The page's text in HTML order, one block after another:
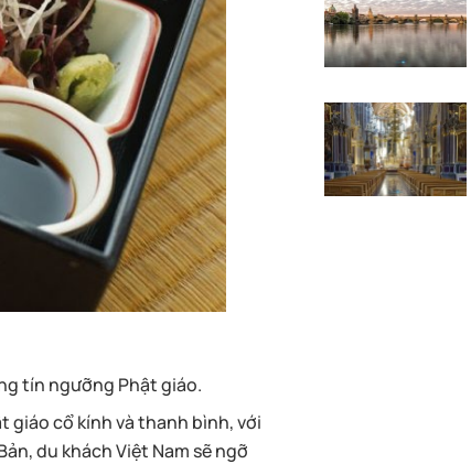
tín ngưỡng Phật giáo.
giáo cổ kính và thanh bình, với
du khách Việt Nam sẽ ngỡ